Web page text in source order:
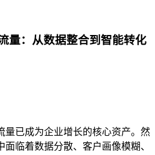
量：从数据整合到智能转化
量已成为企业增长的核心资产。然
临着数据分散、客户画像模糊、